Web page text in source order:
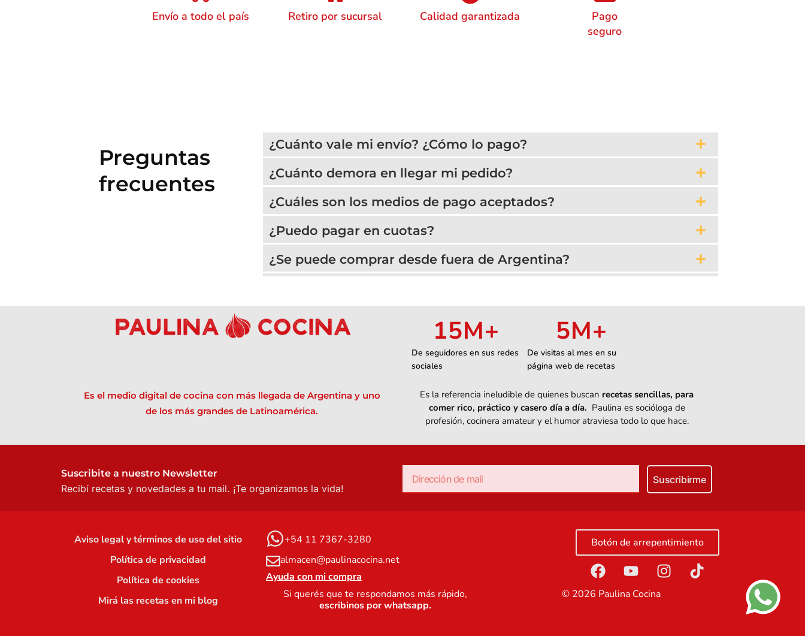
Envío a todo el país Retiro por sucursal Calidad garantizada
Pago
seguro
Preguntas
frecuentes
¿Cuánto vale mi envío? ¿Cómo lo pago?
¿Cuánto demora en llegar mi pedido?
¿Cuáles son los medios de pago aceptados?
¿Puedo pagar en cuotas?
¿Se puede comprar desde fuera de Argentina?
De seguidores en sus redes
sociales
15M+
De visitas al mes en su
página web de recetas
5M+
Es el medio digital de cocina con más llegada de Argentina y uno
de los más grandes de Latinoamérica.
Es la referencia ineludible de quienes buscan recetas sencillas, para
comer rico, práctico y casero día a día. Paulina es socióloga de
profesión, cocinera amateur y el humor atraviesa todo lo que hace.
Suscribite a nuestro Newsletter
Recibí recetas y novedades a tu mail. ¡Te organizamos la vida!
Suscribirme
Aviso legal y términos de uso del sitio
Política de privacidad
Política de cookies
Mirá las recetas en mi blog
+54 11 7367-3280
almacen@paulinacocina.net
Ayuda con mi compra
Si querés que te respondamos más rápido,
escribinos por whatsapp.
Botón de arrepentimiento
© 2026 Paulina Cocina